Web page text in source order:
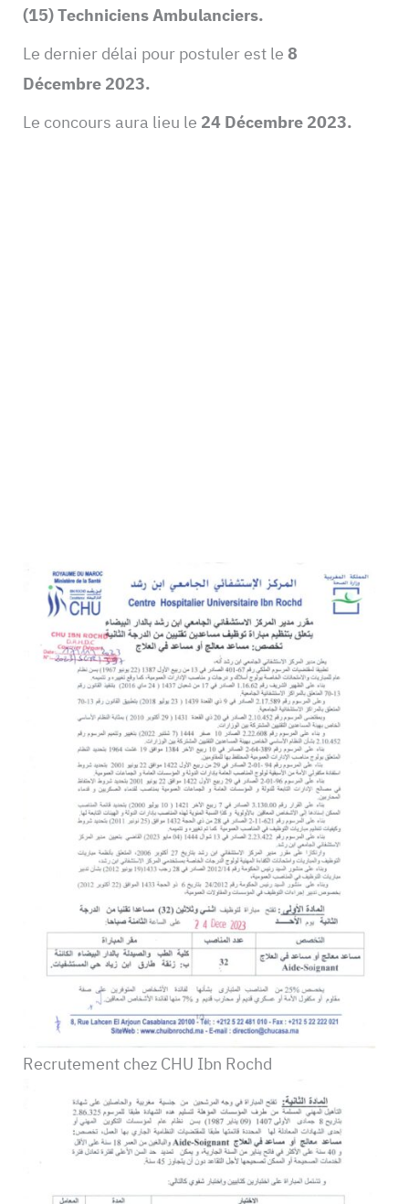
(15) Techniciens Ambulanciers.
Le dernier délai pour postuler est le8
Décembre 2023.
Le concours aura lieu le 24 Décembre 2023.
Recrutement chez CHU Ibn Rochd